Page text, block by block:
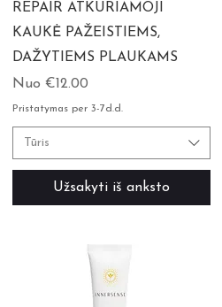
REPAIR ATKURIAMOJI
KAUKĖ PAŽEISTIEMS,
DAŽYTIEMS PLAUKAMS
Nuo €12.00
Pardavimo kaina
Pristatymas per 3-7d.d.
Tūris
Užsakyti iš anksto